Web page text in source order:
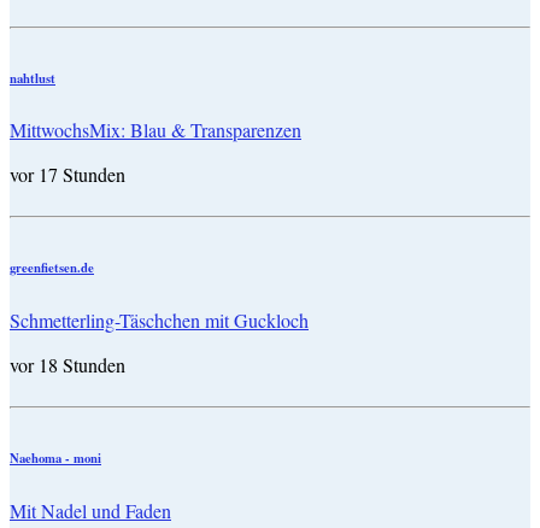
nahtlust
MittwochsMix: Blau & Transparenzen
vor 17 Stunden
greenfietsen.de
Schmetterling-Täschchen mit Guckloch
vor 18 Stunden
Naehoma - moni
Mit Nadel und Faden